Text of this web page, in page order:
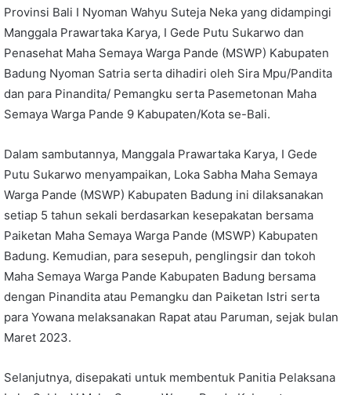
Provinsi Bali I Nyoman Wahyu Suteja Neka yang didampingi
Manggala Prawartaka Karya, I Gede Putu Sukarwo dan
Penasehat Maha Semaya Warga Pande (MSWP) Kabupaten
Badung Nyoman Satria serta dihadiri oleh Sira Mpu/Pandita
dan para Pinandita/ Pemangku serta Pasemetonan Maha
Semaya Warga Pande 9 Kabupaten/Kota se-Bali.
Dalam sambutannya, Manggala Prawartaka Karya, I Gede
Putu Sukarwo menyampaikan, Loka Sabha Maha Semaya
Warga Pande (MSWP) Kabupaten Badung ini dilaksanakan
setiap 5 tahun sekali berdasarkan kesepakatan bersama
Paiketan Maha Semaya Warga Pande (MSWP) Kabupaten
Badung. Kemudian, para sesepuh, penglingsir dan tokoh
Maha Semaya Warga Pande Kabupaten Badung bersama
dengan Pinandita atau Pemangku dan Paiketan Istri serta
para Yowana melaksanakan Rapat atau Paruman, sejak bulan
Maret 2023.
Selanjutnya, disepakati untuk membentuk Panitia Pelaksana